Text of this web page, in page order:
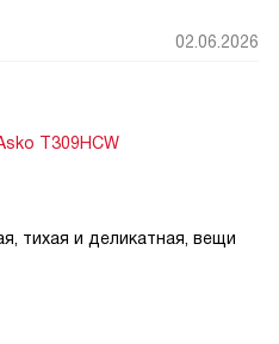
в коридоре разговоры
комнате шум почти не
для воды опустошаю раз
и предельно ясно. За
сложностей с выбором
покрывают большинство
02.06.2026
T309HCW
тихая и деликатная, вещи